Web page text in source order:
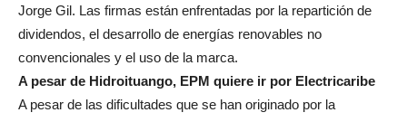
Jorge Gil. Las firmas están enfrentadas por la repartición de
dividendos, el desarrollo de energías renovables no
convencionales y el uso de la marca.
A pesar de Hidroituango, EPM quiere ir por Electricaribe
A pesar de las dificultades que se han originado por la